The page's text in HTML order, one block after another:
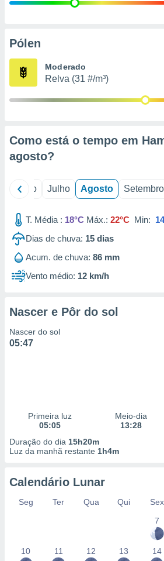
e
de
Pólen
Moderado
Relva (31 #/m³)
Como está o tempo em
agosto?
Junho Julho Agosto Setembro
T. Média : 18°C Máx.: 22°C Min:
Dias de chuva: 15 dias
Acum. de chuva: 86 mm
Vento médio: 12 km/h
Nascer e Pôr do sol
Nascer do sol
05:47
Primeira luz
05:05
Meio-dia
13:28
Duração do dia 15h20m
Luz da manhã restante 1h4m
Calendário Lunar
Seg Ter Qua Qui Sex
7
10 11 12 13 14